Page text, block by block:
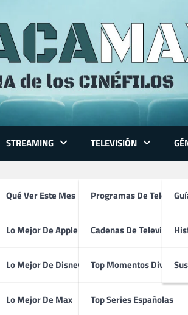
STREAMING
Qué Ver Este Mes
Lo Mejor De Apple TV
Lo Mejor De Disney+
Lo Mejor De Max
TELEVISIÓN
Programas De
Cadenas De Televisión
Top Momentos
Top Series Españolas
Wayne
Biografía y